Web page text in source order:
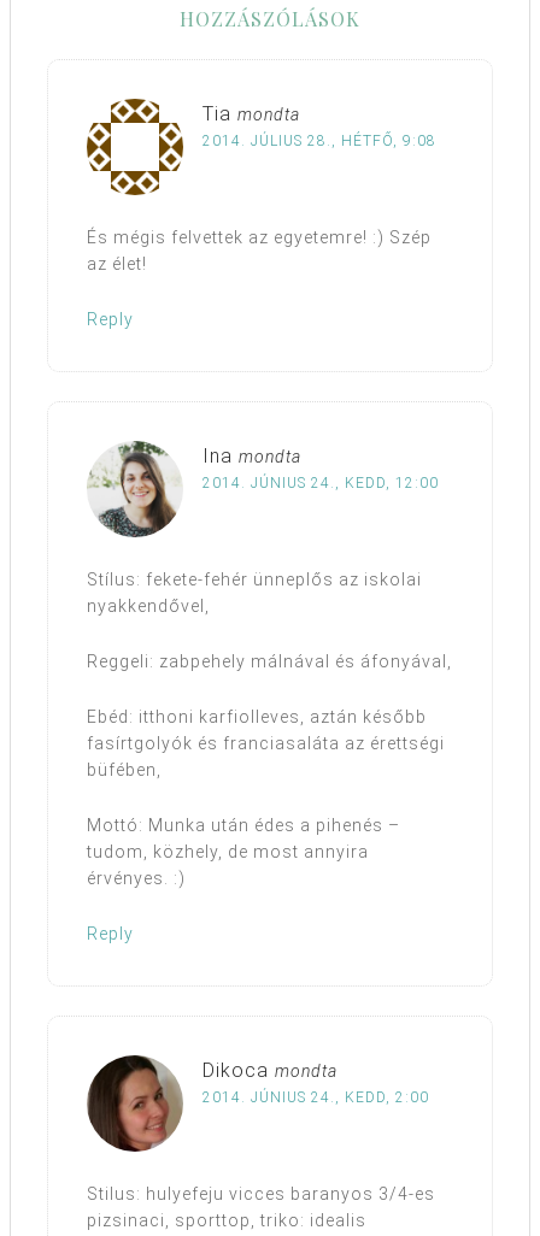
HOZZÁSZÓLÁSOK
Tia mondta
2014. JÚLIUS 28., HÉTFŐ, 9:08
És mégis felvettek az egyetemre! :) Szép
az élet!
Reply
Ina mondta
2014. JÚNIUS 24., KEDD, 12:00
Stílus: fekete-fehér ünneplős az iskolai
nyakkendővel,
Reggeli: zabpehely málnával és áfonyával,
Ebéd: itthoni karfiolleves, aztán később
fasírtgolyók és franciasaláta az érettségi
büfében,
Mottó: Munka után édes a pihenés –
tudom, közhely, de most annyira
érvényes. :)
Reply
Dikoca mondta
2014. JÚNIUS 24., KEDD, 2:00
Stilus: hulyefeju vicces baranyos 3/4-es
pizsinaci, sporttop, triko: idealis